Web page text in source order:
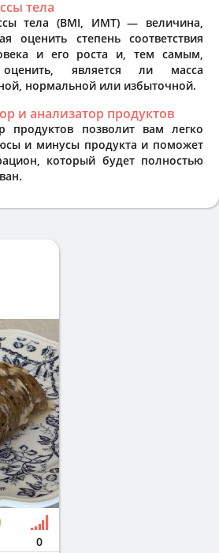
тела
тела (BMI, ИМТ) — величина,
оценить степень соответствия
и его роста и, тем самым,
оценить, является ли масса
нормальной или избыточной.
и анализатор продуктов
продуктов позволит вам легко
и минусы продукта и поможет
который будет полностью
0